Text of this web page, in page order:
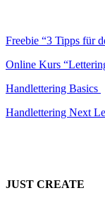
Freebie “3 Tipps für
Online Kurs
Handlettering Basics
Handlettering Next
JUST CREATE